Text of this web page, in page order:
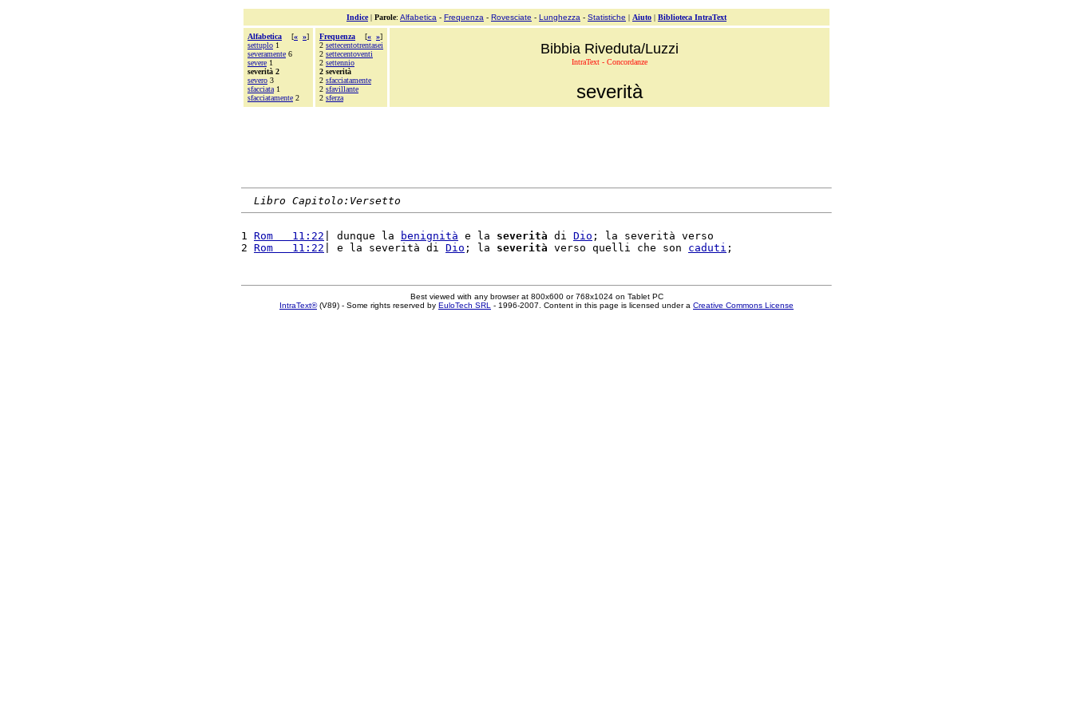
Indice| Parole: Alfabetica - Frequenza - Rovesciate - Lunghezza - Statistiche | Aiuto | Biblioteca IntraText
Alfabetica [« »]
settuplo 1
severamente 6
severe 1
severità 2
severo 3
sfacciata 1
sfacciatamente 2
Frequenza [« »]
2 settecentotrentasei
2 settecentoventi
2 settennio
2 severità
2 sfacciatamente
2 sfavillante
2 sferza
Bibbia Riveduta/Luzzi
IntraText - Concordanze
severità
Libro Capitolo:Versetto
1 Rom   11:22 | dunque la benignità e la severità di Dio ; la severità verso
2 Rom   11:22 | e la severità di Dio ; la severità verso quelli che son caduti
Best viewed with any browser at 800x600 or 768x1024 on Tablet PC
IntraText®(V89) - Some rights reserved by EuloTech SRL - 1996-2007. Content in this page is licensed under a Creative Commons License